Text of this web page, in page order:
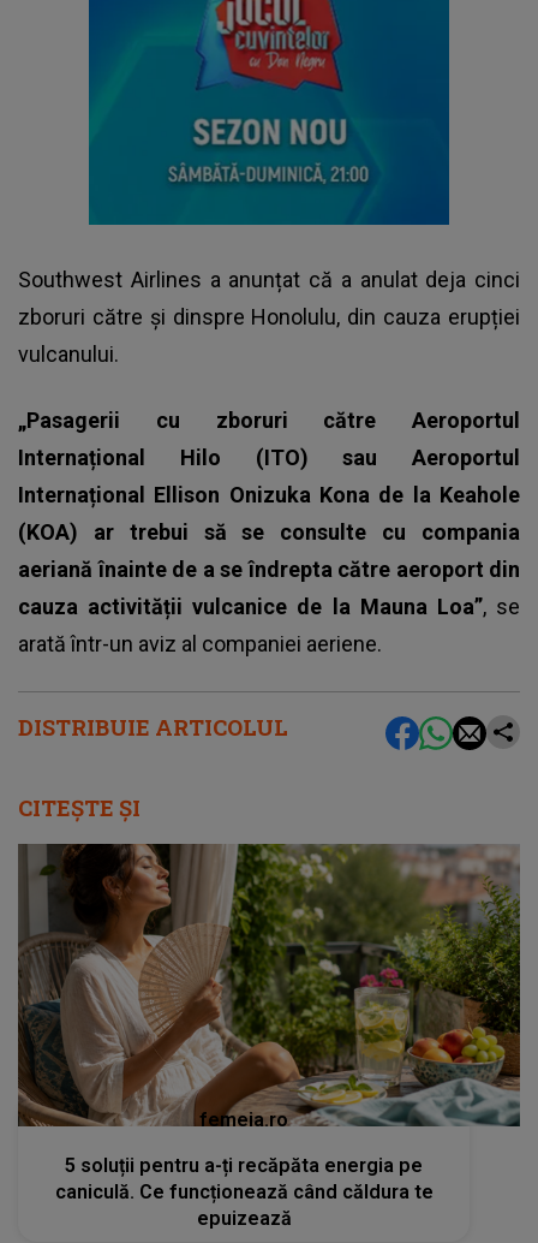
DISTRIBUIE ARTICOLUL
Southwest Airlines a anunțat că a anulat deja cinci
zboruri către și dinspre Honolulu, din cauza erupției
vulcanului.
„Pasagerii cu zboruri către Aeroportul
Internațional Hilo (ITO) sau Aeroportul
Internațional Ellison Onizuka Kona de la Keahole
(KOA) ar trebui să se consulte cu compania
aeriană înainte de a se îndrepta către aeroport din
cauza activității vulcanice de la Mauna Loa”, se
arată într-un aviz al companiei aeriene.
CITEȘTE ȘI
femeia.ro
5 soluții pentru a-ți recăpăta energia pe
caniculă. Ce funcționează când căldura te
epuizează